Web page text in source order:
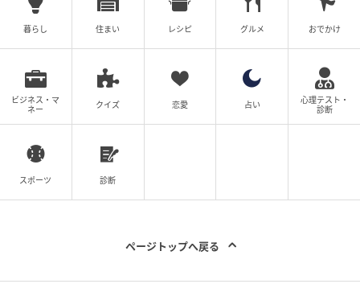
暮らし 住まい レシピ グルメ おでかけ
ビジネス・マ
ネー
クイズ 恋愛 占い
心理テスト・
診断
スポーツ 診断
ページトップへ戻る